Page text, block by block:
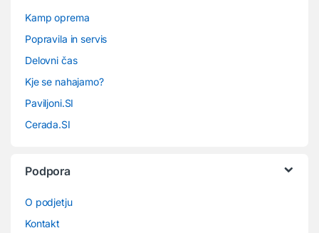
Kamp oprema
Popravila in servis
Delovni čas
Kje se nahajamo?
Paviljoni.SI
Cerada.SI
Podpora
O podjetju
Kontakt